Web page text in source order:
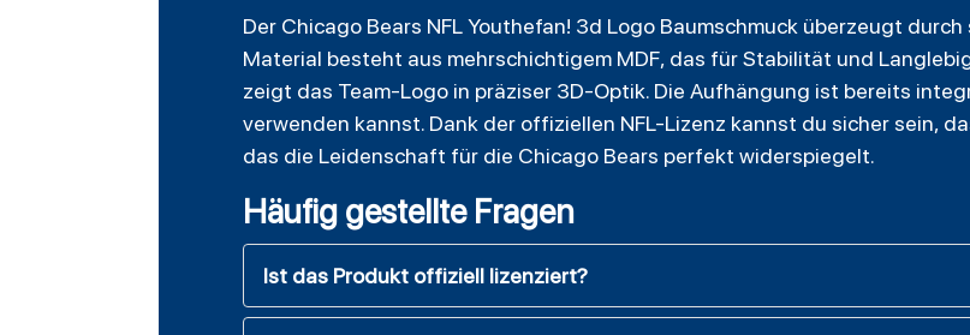
Der Chicago Bears NFL Youthefan! 3d Logo Baumschmuck überzeugt
Material besteht aus mehrschichtigem MDF, das für Stabilität und
zeigt das Team-Logo in präziser 3D-Optik. Die Aufhängung ist bereits
verwenden kannst. Dank der offiziellen NFL-Lizenz kannst du sicher sein,
das die Leidenschaft für die Chicago Bears perfekt widerspiegelt.
Häufig gestellte Fragen
Ist das Produkt offiziell lizenziert?